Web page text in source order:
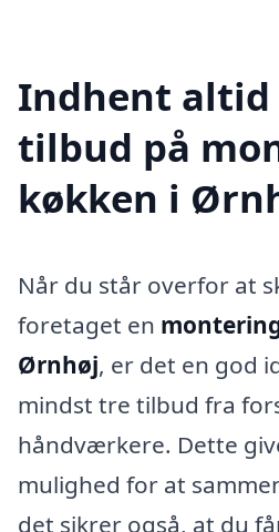
Indhent altid
tilbud på
køkken i
Når du står overfor at
foretaget en
Ørnhøj, er det en god
mindst tre tilbud fra
håndværkere. Dette
mulighed for at
det sikrer også, at du